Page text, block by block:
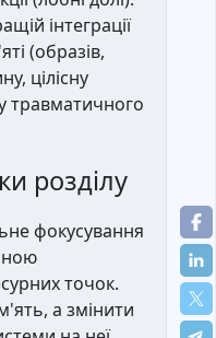
інтеграції
(образів,
цілісну
травматичного
розділу
фокусування
точок.
а змінити